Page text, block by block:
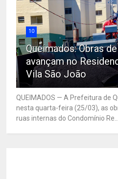
10
Queimados: Obras
avançam no
Vila São João
QUEIMADOS — A Prefeitura de
nesta quarta-feira (25/03), as
ruas internas do Condomínio Re...